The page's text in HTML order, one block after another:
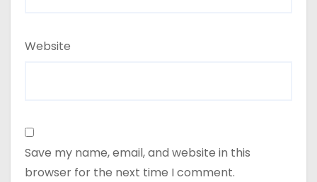
Website
Save my name, email, and website in this
browser for the next time I comment.